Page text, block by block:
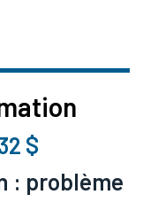
$
: problème